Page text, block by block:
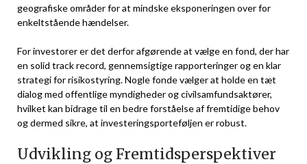
geografiske områder for at mindske eksponeringen over for
enkeltstående hændelser.
For investorer er det derfor afgørende at vælge en fond, der har
en solid track record, gennemsigtige rapporteringer og en klar
strategi for risikostyring. Nogle fonde vælger at holde en tæt
dialog med offentlige myndigheder og civilsamfundsaktører,
hvilket kan bidrage til en bedre forståelse af fremtidige behov
og dermed sikre, at investeringsporteføljen er robust.
Udvikling og Fremtidsperspektiver